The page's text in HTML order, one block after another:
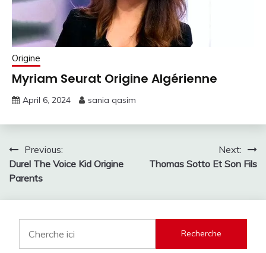
Origine
Myriam Seurat Origine Algérienne
April 6, 2024 sania qasim
Post
navigation
Previous:
Durel The Voice Kid Origine
Parents
Next:
Thomas Sotto Et Son Fils
Recherche